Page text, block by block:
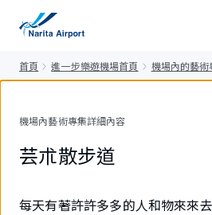
首頁 進一步樂遊機場首頁 機場內的藝術
機場內藝術專集詳細內容
芸朮散步道
每天有著許許多多的人和物來來